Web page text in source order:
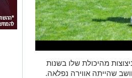
מהיכולת שלו בשנות
שהייתה אווירה נפלאה.